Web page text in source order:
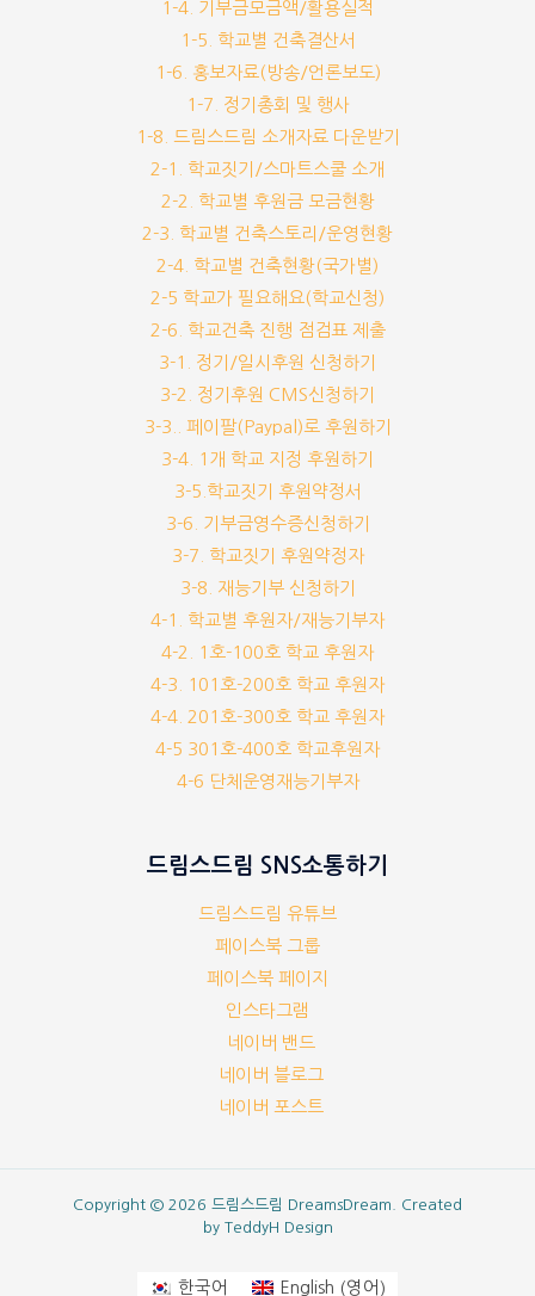
1-4. 기부금모금액/활용실적
1-5. 학교별 건축결산서
1-6. 홍보자료(방송/언론보도)
1-7. 정기총회 및 행사
1-8. 드림스드림 소개자료 다운받기
2-1. 학교짓기/스마트스쿨 소개
2-2. 학교별 후원금 모금현황
2-3. 학교별 건축스토리/운영현황
2-4. 학교별 건축현황(국가별)
2-5 학교가 필요해요(학교신청)
2-6. 학교건축 진행 점검표 제출
3-1. 정기/일시후원 신청하기
3-2. 정기후원 CMS신청하기
3-3.. 페이팔(Paypal)로 후원하기
3-4. 1개 학교 지정 후원하기
3-5.학교짓기 후원약정서
3-6. 기부금영수증신청하기
3-7. 학교짓기 후원약정자
3-8. 재능기부 신청하기
4-1. 학교별 후원자/재능기부자
4-2. 1호-100호 학교 후원자
4-3. 101호-200호 학교 후원자
4-4. 201호-300호 학교 후원자
4-5 301호-400호 학교후원자
4-6 단체운영재능기부자
드림스드림 SNS소통하기
드림스드림 유튜브
페이스북 그룹
페이스북 페이지
인스타그램
네이버 밴드
네이버 블로그
네이버 포스트
Copyright © 2026 드림스드림 DreamsDream. Created
by TeddyH Design
한국어 English (영어)